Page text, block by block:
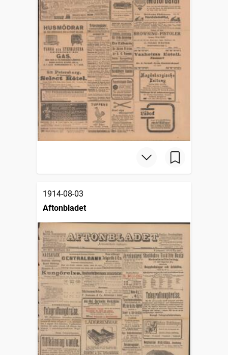
1914-08-03
Aftonbladet